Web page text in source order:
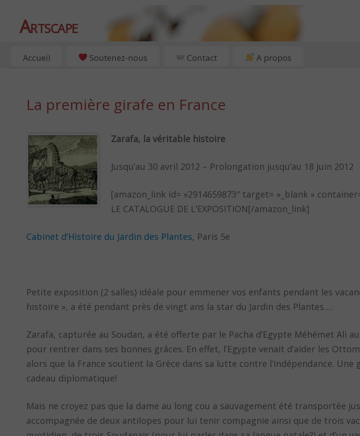
Artscape
EXPOSITIONS, ART ET CULTURE À PARIS
Accueil Soutenez-nous Contact A propos
La première girafe en France
Zarafa, la véritable histoire
Jusqu’au 30 avril 2012 – Prolongation jusqu’au 18 juin 2012
[amazon_link id= »2914659873″ target= »_blank »
LE CATALOGUE DE L’EXPOSITION[/amazon_link]
Cabinet d’Histoire du Jardin des Plantes, Paris 5e
Petite exposition (2 salles) idéale pour emmener vos enfants pendant les
histoire », a été pendant près de vingt ans la star du Jardin des Plantes….
Zarafa, capturée au Soudan, a été offerte par le Pacha d’Egypte Méhémet Ali
pour rentrer dans ses bonnes grâces. En effet, l’Egypte venait d’aider les
alors que la France soutient la Grèce dans sa lutte contre l’indépendance.
cadeau diplomatique!
Mais ne croyez pas que la dame au long cou a sauvagement été transportée
accompagnée de deux antilopes pour lui tenir compagnie ainsi que de trois